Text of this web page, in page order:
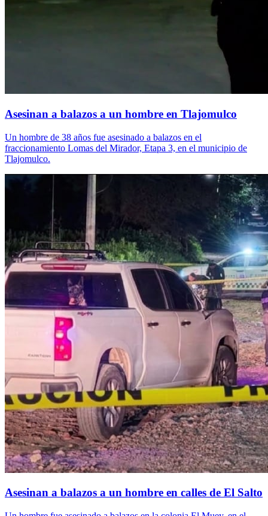
Asesinan a balazos a un hombre en Tlajomulco
Un hombre de 38 años fue asesinado a balazos en el
fraccionamiento Lomas del Mirador, Etapa 3, en el municipio de
Tlajomulco.
Asesinan a balazos a un hombre en calles de El Salto